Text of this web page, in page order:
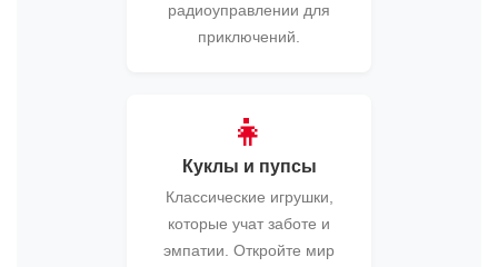
радиоуправлении для
приключений.
👧
Куклы и пупсы
Классические игрушки,
которые учат заботе и
эмпатии. Откройте мир